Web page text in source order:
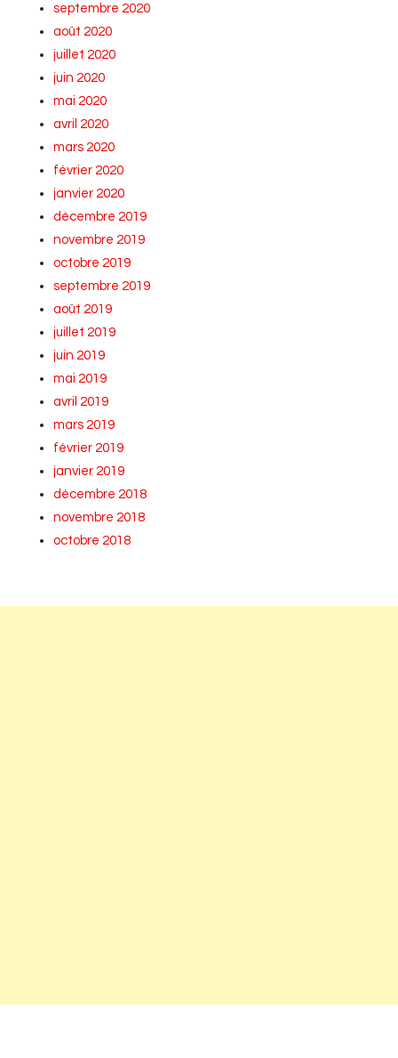
septembre 2020
août 2020
juillet 2020
juin 2020
mai 2020
avril 2020
mars 2020
février 2020
janvier 2020
décembre 2019
novembre 2019
octobre 2019
septembre 2019
août 2019
juillet 2019
juin 2019
mai 2019
avril 2019
mars 2019
février 2019
janvier 2019
décembre 2018
novembre 2018
octobre 2018